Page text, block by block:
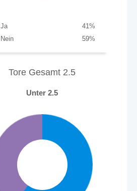
Ja %
41
Nein
%
59
Tore Gesamt 2.5
Unter 2.5